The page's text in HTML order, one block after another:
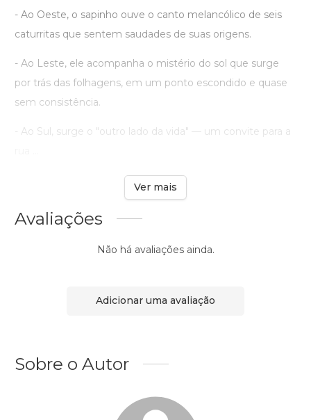
- Ao Oeste, o sapinho ouve o canto melancólico de seis
caturritas que sentem saudades de suas origens.
- Ao Leste, ele acompanha o mistério do sol que surge
por trás das folhagens, em um ponto escondido e quase
sem consistência.
- Ao Sul, surge o "outro lado da vida" — um convite para a
Ver mais
Avaliações
Não há avaliações ainda.
Adicionar uma avaliação
Sobre o Autor